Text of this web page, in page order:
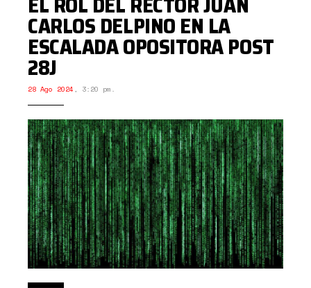
CARLOS DELPINO EN LA
ESCALADA OPOSITORA POST
28J
28 Ago 2024 , 3:20 pm.